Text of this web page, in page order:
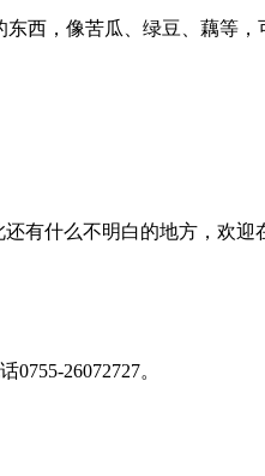
西，像苦瓜、绿豆、藕等，
有什么不明白的地方，欢迎
0755-26072727。